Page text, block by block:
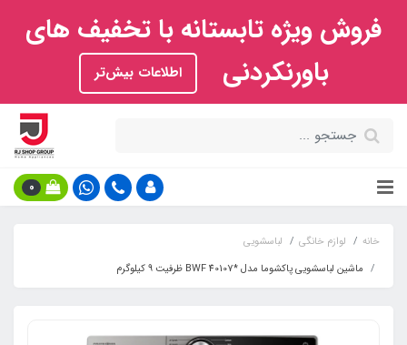
فروش ویژه تابستانه با تخفیف های
باورنکردنی
اطلاعات بیش‌تر
0
خانه لوازم خانگی
لباسشویی
ماشین لباسشویی پاکشوما مدل *BWF 40107 ظرفیت 9 کیلوگرم